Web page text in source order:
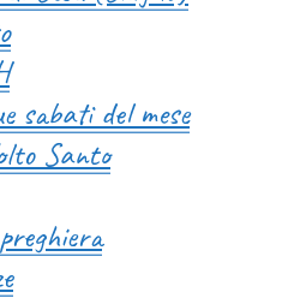
sabati del mese
Santo